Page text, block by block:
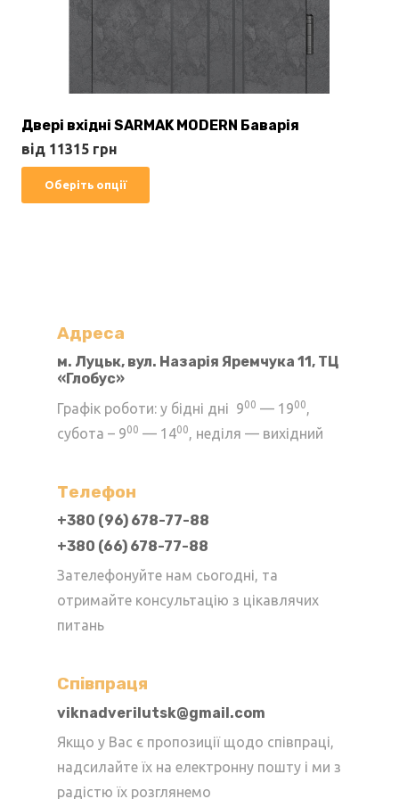
Двері вхідні SARMAK MODERN Баварія
від 11315 грн
Оберіть опції
товар
вибрати
сторінці
товару
Адреса
м. Луцьк, вул. Назарія Яремчука 11, ТЦ
«Глобус»
Графік роботи: у бідні дні 900 — 1900,
субота – 900 — 1400, неділя — вихідний
Телефон
+380 (96) 678-77-88
+380 (66) 678-77-88
Зателефонуйте нам сьогодні, та
отримайте консультацію з цікавлячих
питань
Cпівпраця
viknadverilutsk@gmail.com
Якщо у Вас є пропозиції щодо співпраці,
надсилайте їх на електронну пошту і ми з
радістю їх розглянемо